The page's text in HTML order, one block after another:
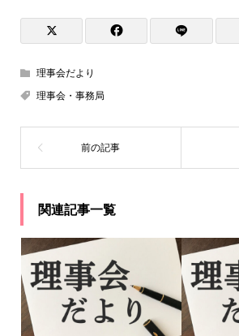
理事会だより
理事会・事務局
関連記事一覧